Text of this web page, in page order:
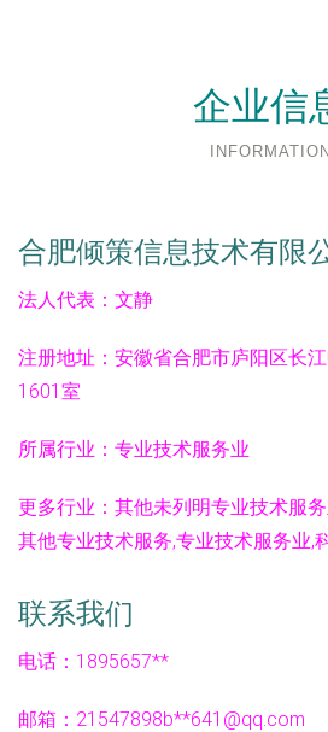
企业信
INFORMATION
合肥倾策信息技术有限
法人代表： 文静
注册地址： 安徽省合肥市庐阳区长
1601室
所属行业： 专业技术服务业
更多行业： 其他未列明专业技术服
其他专业技术服务,专业技术服务业,
联系我们
电话：1895657**
邮箱：21547898b**641@qq.com